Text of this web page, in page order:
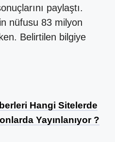
paylaştı.
nüfusu 83 milyon
Belirtilen bilgiye
Hangi Sitelerde
Yayınlanıyor ?